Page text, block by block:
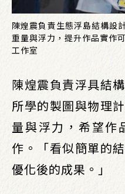
陳煌震負責生態浮島結構設
重量與浮力，提升作品實作
工作室
陳煌震負責浮具結
所學的製圖與物理
量與浮力，希望作
作。「看似簡單的
優化後的成果。」